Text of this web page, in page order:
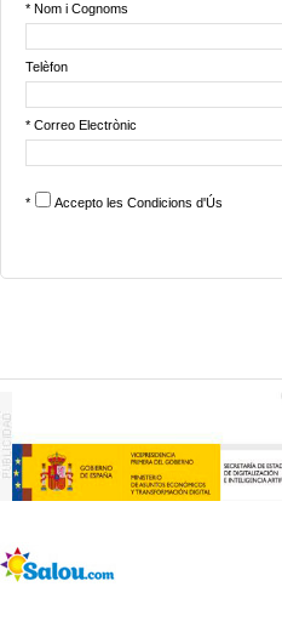
* Nom i Cognoms
Telèfon
* Correo Electrònic
* Accepto les Condicions d'Ús